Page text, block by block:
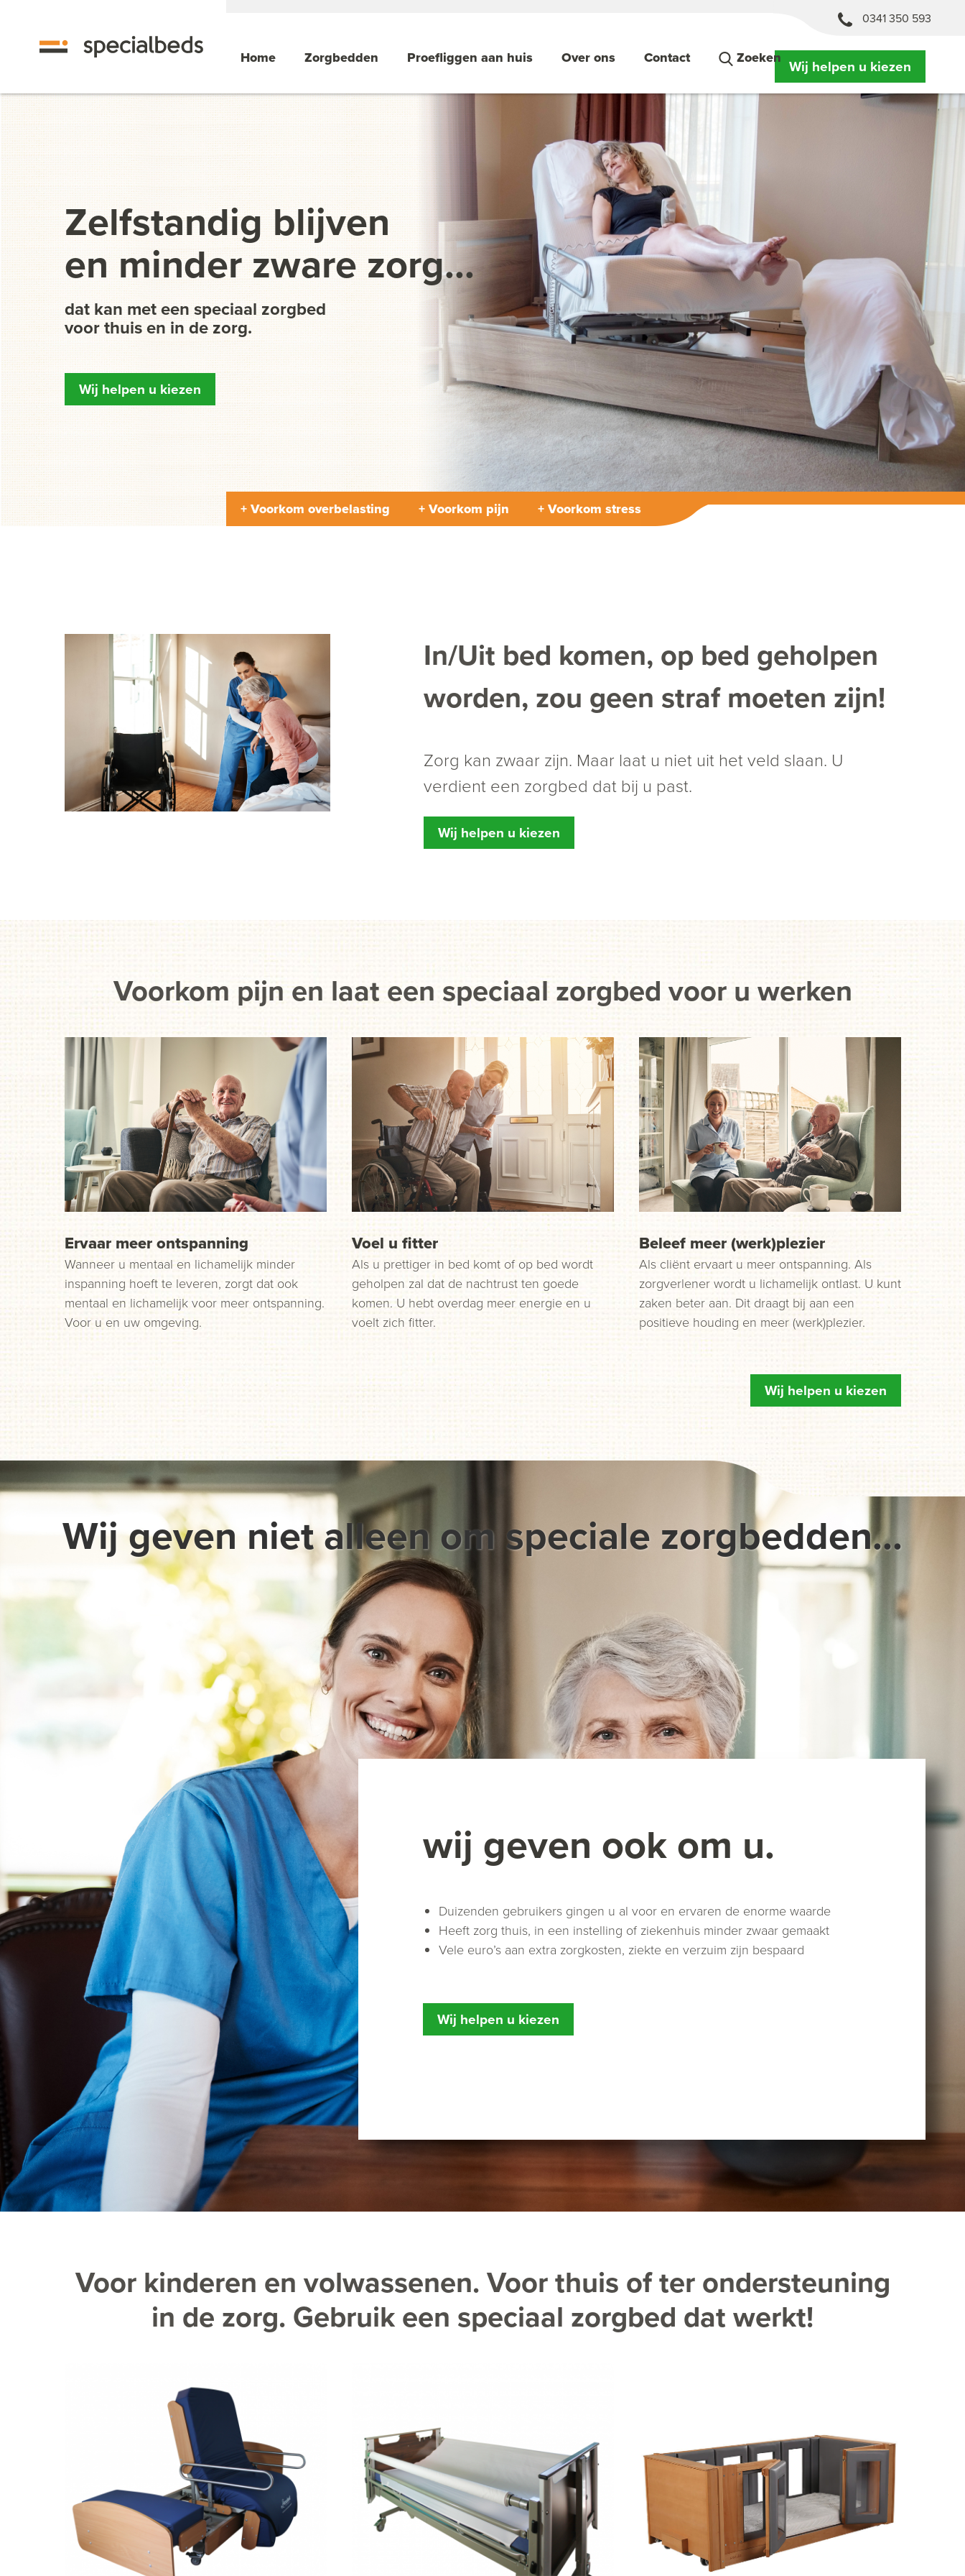
Home Zorgbedden Proefliggen aan huis Over ons Contact Zoeken
0341 350 593
Wij helpen u kiezen
Zelfstandig blijven
en minder zware zorg...
dat kan met een speciaal zorgbed
voor thuis en in de zorg.
Wij helpen u kiezen
+ Voorkom overbelasting + Voorkom pijn + Voorkom stress
In/Uit bed komen, op bed geholpen
worden, zou geen straf moeten zijn!
Zorg kan zwaar zijn. Maar laat u niet uit het veld slaan. U
verdient een zorgbed dat bij u past.
Wij helpen u kiezen
Voorkom pijn en laat een speciaal zorgbed voor u werken
Ervaar meer ontspanning
Wanneer u mentaal en lichamelijk minder
inspanning hoeft te leveren, zorgt dat ook
mentaal en lichamelijk voor meer ontspanning.
Voor u en uw omgeving.
Voel u fitter
Als u prettiger in bed komt of op bed wordt
geholpen zal dat de nachtrust ten goede
komen. U hebt overdag meer energie en u
voelt zich fitter.
Beleef meer (werk)plezier
Als cliënt ervaart u meer ontspanning. Als
zorgverlener wordt u lichamelijk ontlast. U kunt
zaken beter aan. Dit draagt bij aan een
positieve houding en meer (werk)plezier.
Wij helpen u kiezen
Wij geven niet alleen om speciale zorgbedden...
wij geven ook om u.
Duizenden gebruikers gingen u al voor en ervaren de enorme waarde
Heeft zorg thuis, in een instelling of ziekenhuis minder zwaar gemaakt
Vele euro’s aan extra zorgkosten, ziekte en verzuim zijn bespaard
Wij helpen u kiezen
Voor kinderen en volwassenen. Voor thuis of ter ondersteuning
in de zorg. Gebruik een speciaal zorgbed dat werkt!